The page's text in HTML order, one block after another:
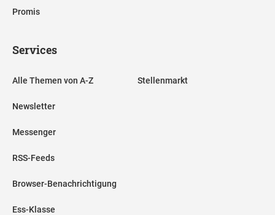
Promis
Services
Alle Themen von A-Z
Newsletter
Messenger
RSS-Feeds
Browser-Benachrichtigung
Ess-Klasse
Stellenmarkt